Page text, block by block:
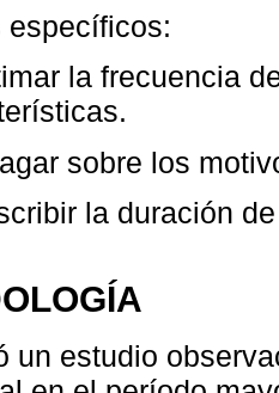
específicos:
la frecuencia
sobre los
la duración
un estudio